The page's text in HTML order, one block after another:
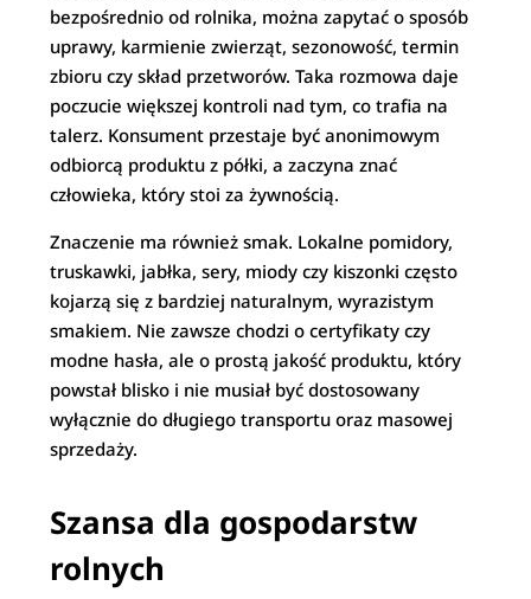
bezpośrednio od rolnika, można zapytać o sposób
uprawy, karmienie zwierząt, sezonowość, termin
zbioru czy skład przetworów. Taka rozmowa daje
poczucie większej kontroli nad tym, co trafia na
talerz. Konsument przestaje być anonimowym
odbiorcą produktu z półki, a zaczyna znać
człowieka, który stoi za żywnością.
Znaczenie ma również smak. Lokalne pomidory,
truskawki, jabłka, sery, miody czy kiszonki często
kojarzą się z bardziej naturalnym, wyrazistym
smakiem. Nie zawsze chodzi o certyfikaty czy
modne hasła, ale o prostą jakość produktu, który
powstał blisko i nie musiał być dostosowany
wyłącznie do długiego transportu oraz masowej
sprzedaży.
Szansa dla gospodarstw
rolnych